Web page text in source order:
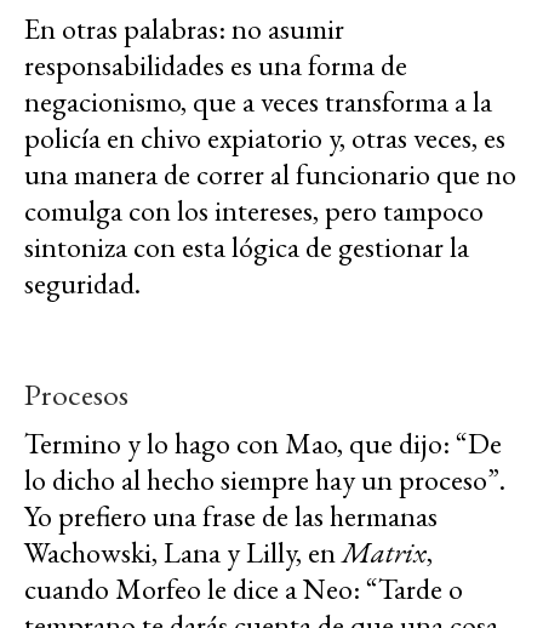
En otras palabras: no asumir
responsabilidades es una forma de
negacionismo, que a veces transforma a la
policía en chivo expiatorio y, otras veces, es
una manera de correr al funcionario que no
comulga con los intereses, pero tampoco
sintoniza con esta lógica de gestionar la
seguridad.
Procesos
Termino y lo hago con Mao, que dijo: “De
lo dicho al hecho siempre hay un proceso”.
Yo prefiero una frase de las hermanas
Wachowski, Lana y Lilly, enMatrix,
cuando Morfeo le dice a Neo: “Tarde o